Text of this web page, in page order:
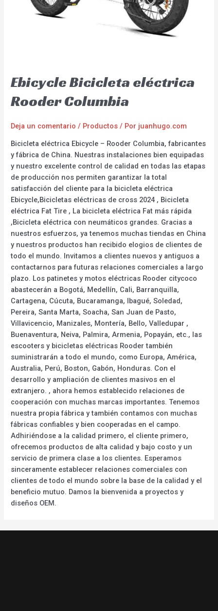
Ebicycle Bicicleta eléctrica
Rooder Columbia
Deja un comentario / Productos / Por juanhugo.com
Bicicleta eléctrica Ebicycle – Rooder Columbia, fabricantes
y fábrica de China. Nuestras instalaciones bien equipadas
y nuestro excelente control de calidad en todas las etapas
de producción nos permiten garantizar la total
satisfacción del cliente para la bicicleta eléctrica
Ebicycle,Bicicletas eléctricas de cross 2024 , Bicicleta
eléctrica Fat Tire , La bicicleta eléctrica Fat más rápida
,Bicicleta eléctrica con neumáticos grandes. Gracias a
nuestros esfuerzos, ya tenemos muchas tiendas en China
y nuestros productos han recibido elogios de clientes de
todo el mundo. Invitamos a clientes nuevos y antiguos a
contactarnos para futuras relaciones comerciales a largo
plazo. Los patinetes y motos eléctricas Rooder citycoco
abastecerán a Bogotá, Medellín, Cali, Barranquilla,
Cartagena, Cúcuta, Bucaramanga, Ibagué, Soledad,
Pereira, Santa Marta, Soacha, San Juan de Pasto,
Villavicencio, Manizales, Montería, Bello, Valledupar ,
Buenaventura, Neiva, Palmira, Armenia, Popayán, etc., las
escooters y bicicletas eléctricas Rooder también
suministrarán a todo el mundo, como Europa, América,
Australia, Perú, Boston, Gabón, Honduras. Con el
desarrollo y ampliación de clientes masivos en el
extranjero. , ahora hemos establecido relaciones de
cooperación con muchas marcas importantes. Tenemos
nuestra propia fábrica y también contamos con muchas
fábricas confiables y bien cooperadas en el campo.
Adhiriéndose a la calidad primero, el cliente primero,
ofrecemos productos de alta calidad y bajo costo y un
servicio de primera clase a los clientes. Esperamos
sinceramente establecer relaciones comerciales con
clientes de todo el mundo sobre la base de la calidad y el
beneficio mutuo. Damos la bienvenida a proyectos y
diseños OEM.